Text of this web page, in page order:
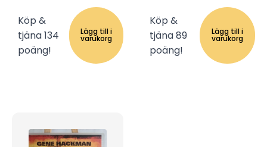
Köp &
tjäna 134
poäng!
Lägg till i
varukorg
Köp &
tjäna 89
poäng!
Lägg till i
varukorg